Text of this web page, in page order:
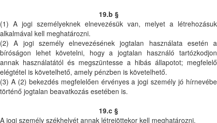
19.b §
(1) A jogi személyeknek elnevezésük van, melyet a létrehozásuk
alkalmával kell meghatározni.
(2) A jogi személy elnevezésének jogtalan használata esetén a
bíróságon lehet követelni, hogy a jogtalan használó tartózkodjon
annak használatától és megszüntesse a hibás állapotot; megfelelő
elégtétel is követelhető, amely pénzben is követelhető.
(3) A (2) bekezdés megfelelően érvényes a jogi személy jó hírnevébe
történő jogtalan beavatkozás esetében is.
19.c §
A jogi személy székhelyét annak létrejöttekor kell meghatározni.